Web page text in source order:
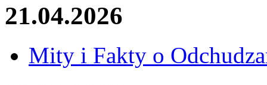
21.04.2026
Mity i Fakty o